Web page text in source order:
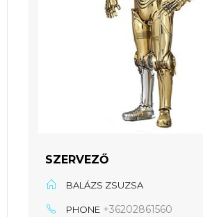
SZERVEZŐ
BALÁZS ZSUZSA
PHONE +36202861560